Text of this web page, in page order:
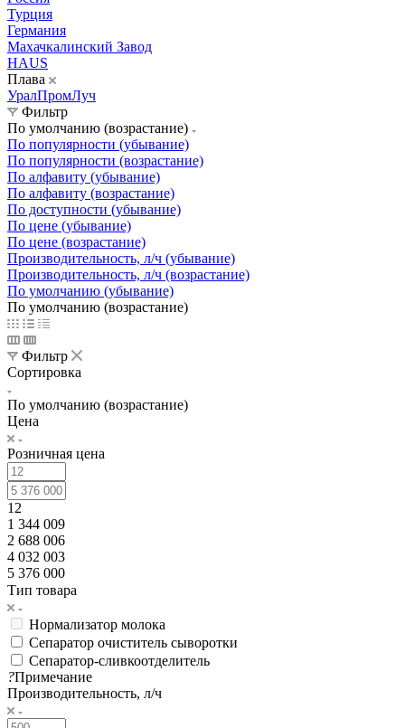
Турция
Германия
Махачкалинский Завод
HAUS
Плава
УралПромЛуч
Фильтр
По умолчанию (возрастание)
По популярности (убывание)
По популярности (возрастание)
По алфавиту (убывание)
По алфавиту (возрастание)
По доступности (убывание)
По цене (убывание)
По цене (возрастание)
Производительность, л/ч (убывание)
Производительность, л/ч (возрастание)
По умолчанию (убывание)
По умолчанию (возрастание)
Фильтр
Сортировка
По умолчанию (возрастание)
Цена
Розничная цена
12
1 344 009
2 688 006
4 032 003
5 376 000
Тип товара
Нормализатор молока
Сепаратор очиститель сыворотки
Сепаратор-сливкоотделитель
?Примечание
Производительность, л/ч